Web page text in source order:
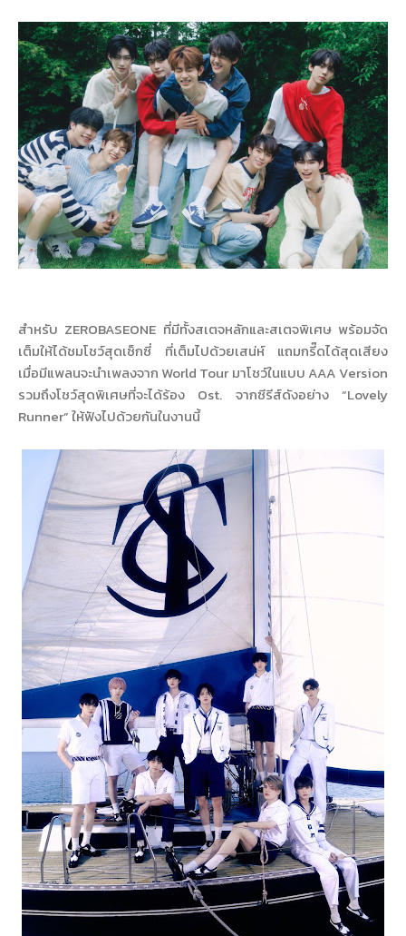
สำหรับ ZEROBASEONE ที่มีทั้งสเตจหลักและสเตจพิเศษ พร้อมจัด
เต็มให้ได้ชมโชว์สุดเซ็กซี่ ที่เต็มไปด้วยเสน่ห์ แถมกรี๊ดได้สุดเสียง
เมื่อมีแพลนจะนำเพลงจาก World Tour มาโชว์ในแบบ AAA Version
รวมถึงโชว์สุดพิเศษที่จะได้ร้อง Ost. จากซีรีส์ดังอย่าง “Lovely
Runner” ให้ฟังไปด้วยกันในงานนี้